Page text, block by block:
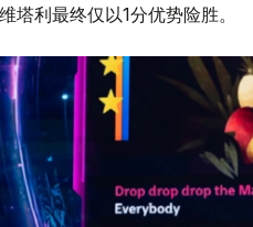
塔利最终仅以1分优势险胜。